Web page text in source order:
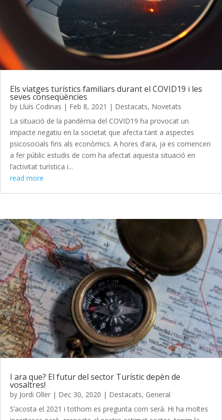
Els viatges turístics familiars durant el COVID19 i les
seves conseqüències
by Lluís Codinas | Feb 8, 2021 | Destacats, Novetats
La situació de la pandèmia del COVID19 ha provocat un
impacte negatiu en la societat que afecta tant a aspectes
psicosocials fins als econòmics. A hores d’ara, ja es comencen
a fer públic estudis de com ha afectat aquesta situació en
l’activitat turística i...
read more
I ara que? El futur del sector Turístic depèn de
vosaltres!
by Jordi Oller | Dec 30, 2020 | Destacats, General
S’acosta el 2021 i tothom es pregunta com serà. Hi ha moltes